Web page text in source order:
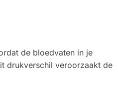
de bloedvaten in je
drukverschil veroorzaakt de